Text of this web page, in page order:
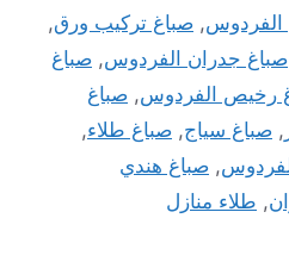
الفردوس, صباغ تركيب ورق,
صباغ جدران الفردوس, صباغ
رخيص الفردوس, صباغ
, صباغ سياج, صباغ طلاء,
, صباغ هندي
, طلاء منازل